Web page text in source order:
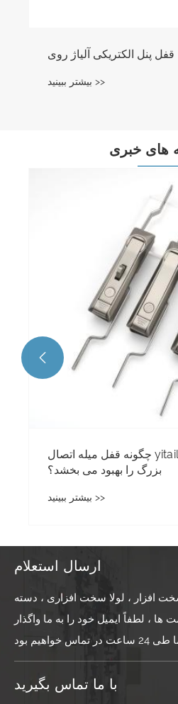
قفل پنل الکتریکی آلیاژ روی
بیشتر ببینید >>
های خبری
چگونه قفل میله اتصال yitailock ایمنی کابینت
بزرگ را بهبود می بخشد؟
بیشتر ببینید >>

ارسال استعلام
افزار ، لولا سخت افزاری ، دسته
، لطفاً ایمیل خود را به ما واگذار
با ما تماس بگیرید